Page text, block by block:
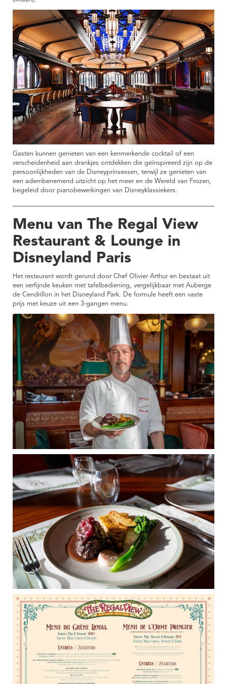
Gasten kunnen genieten van een kenmerkende cocktail of een
verscheidenheid aan drankjes ontdekken die geïnspireerd zijn op de
persoonlijkheden van de Disneyprinsessen, terwijl ze genieten van
een adembenemend uitzicht op het meer en de Wereld van Frozen,
begeleid door pianobewerkingen van Disneyklassiekers.
Menu van The Regal View
Restaurant & Lounge in
Disneyland Paris
Het restaurant wordt gerund door Chef Olivier Arthur en bestaat uit
een verfijnde keuken met tafelbediening, vergelijkbaar met Auberge
de Cendrillon in het Disneyland Park. De formule heeft een vaste
prijs met keuze uit een 3-gangen menu.